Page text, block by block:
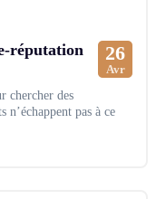
réputation
26
Avr
chercher des
pas à ce